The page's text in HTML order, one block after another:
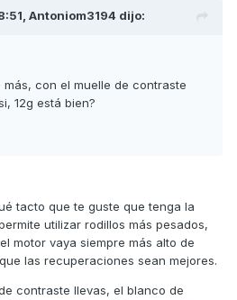
Antoniom3194 dijo:
con el muelle de contraste
12g está bien?
tacto que te guste que tenga la
utilizar rodillos más pesados,
motor vaya siempre más alto de
las recuperaciones sean mejores.
contraste llevas, el blanco de